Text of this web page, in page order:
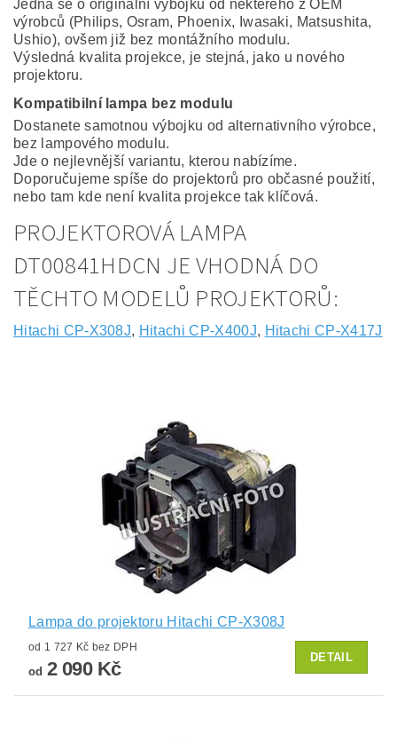
Jedná se o originální výbojku od některého z OEM
výrobců (Philips, Osram, Phoenix, Iwasaki, Matsushita,
Ushio), ovšem již bez montážního modulu.
Výsledná kvalita projekce, je stejná, jako u nového
projektoru.
Kompatibilní lampa bez modulu
Dostanete samotnou výbojku od alternativního výrobce,
bez lampového modulu.
Jde o nejlevnější variantu, kterou nabízíme.
Doporučujeme spíše do projektorů pro občasné použití,
nebo tam kde není kvalita projekce tak klíčová.
PROJEKTOROVÁ LAMPA
DT00841HDCN JE VHODNÁ DO
TĚCHTO MODELŮ PROJEKTORŮ:
Hitachi CP-X308J, Hitachi CP-X400J, Hitachi CP-X417J
Lampa do projektoru Hitachi CP-X308J
od 1 727 Kč bez DPH
od 2 090 Kč
DETAIL